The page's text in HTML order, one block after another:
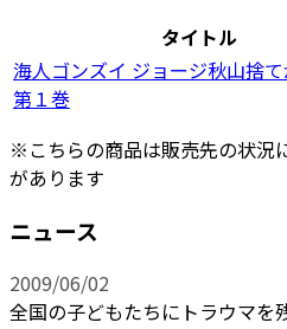
タイトル
海人ゴンズイ ジョージ秋山捨
第１巻
※こちらの商品は販売先の状況
があります
ニュース
2009/06/02
全国の子どもたちにトラウマを